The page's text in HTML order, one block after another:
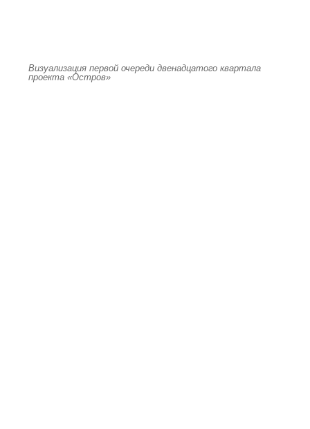
Визуализация первой очереди двенадцатого квартала
проекта «Остров»